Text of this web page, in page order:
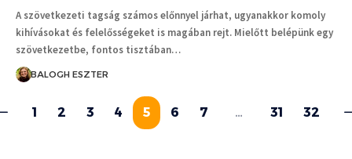
A szövetkezeti tagság számos előnnyel járhat, ugyanakkor komoly
kihívásokat és felelősségeket is magában rejt. Mielőtt belépünk egy
szövetkezetbe, fontos tisztában…
BALOGH ESZTER
1 2 3 4 5 6 7 … 31 32